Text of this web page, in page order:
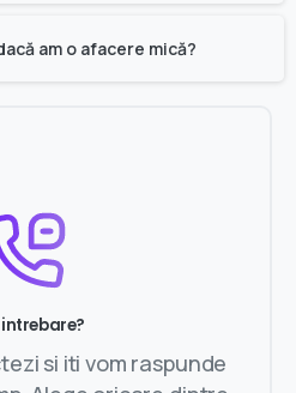
am o afacere mică?
intrebare?
si iti vom raspunde